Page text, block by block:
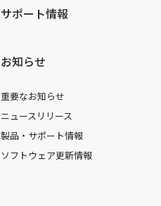
サポート情報
お知らせ
重要なお知らせ
ニュースリリース
製品・サポート情報
ソフトウェア更新情報